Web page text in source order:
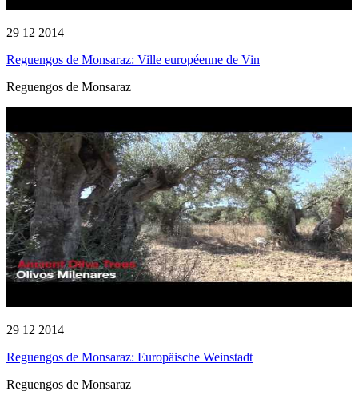
29 12 2014
Reguengos de Monsaraz: Ville européenne de Vin
Reguengos de Monsaraz
29 12 2014
Reguengos de Monsaraz: Europäische Weinstadt
Reguengos de Monsaraz